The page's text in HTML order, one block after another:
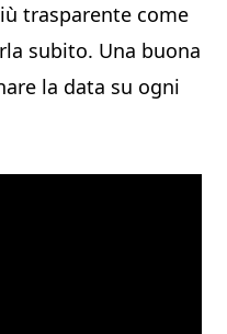
trasparente come
subito. Una buona
la data su ogni